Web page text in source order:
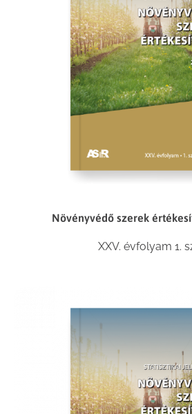
Növényvédő szerek
XXV. évfolyam 1.